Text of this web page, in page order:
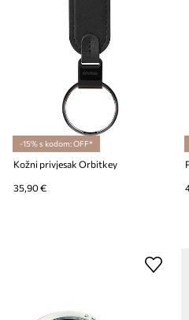
-15% s kodom: OFF*
Kožni privjesak Orbitkey
35,90 €